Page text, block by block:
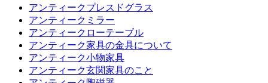
アンティークプレスドグラス
アンティークミラー
アンティークローテーブル
アンティーク家具の金具について
アンティーク小物家具
アンティーク玄関家具のこと